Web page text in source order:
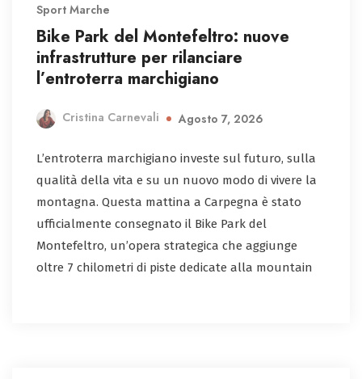
Sport Marche
Bike Park del Montefeltro: nuove
infrastrutture per rilanciare
l’entroterra marchigiano
Cristina Carnevali Agosto 7, 2026
L’entroterra marchigiano investe sul futuro, sulla
qualità della vita e su un nuovo modo di vivere la
montagna. Questa mattina a Carpegna è stato
ufficialmente consegnato il Bike Park del
Montefeltro, un’opera strategica che aggiunge
oltre 7 chilometri di piste dedicate alla mountain